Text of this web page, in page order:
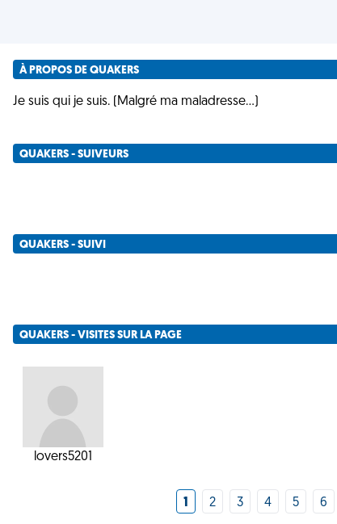
À PROPOS DE QUAKERS
Je suis qui je suis. (Malgré ma maladresse...)
QUAKERS - SUIVEURS
QUAKERS - SUIVI
QUAKERS - VISITES SUR LA PAGE
lovers5201
1 2 3 4 5 6